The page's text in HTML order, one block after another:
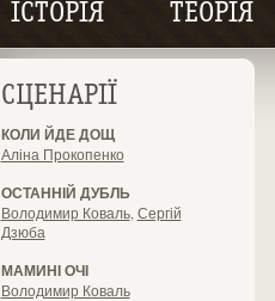
ІСТОРІЯ ТЕОРІЯ
СЦЕНАРІЇ
КОЛИ ЙДЕ ДОЩ
Аліна Прокопенко
ОСТАННІЙ ДУБЛЬ
Володимир Коваль, Сергій
Дзюба
МАМИНІ ОЧІ
Володимир Коваль